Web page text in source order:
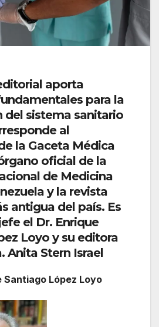
aporta
para la
del sistema sanitario
al
la Gaceta Médica
oficial de la
de Medicina
y la revista
antigua del país. Es
el Dr. Enrique
Loyo y su editora
Anita Stern Israel
Santiago López Loyo